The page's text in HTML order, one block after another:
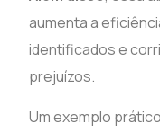
aumenta a
identificados e
prejuízos.
Um exemplo